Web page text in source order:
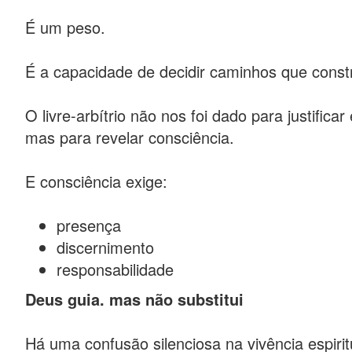
É um peso.
É a capacidade de decidir caminhos que
O livre-arbítrio não nos foi dado para justificar
mas para revelar consciência.
E consciência exige:
presença
discernimento
responsabilidade
Deus guia. mas não substitui
Há uma confusão silenciosa na vivência